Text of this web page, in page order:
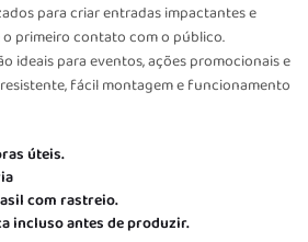
para criar entradas impactantes e
primeiro contato com o público.
ideais para eventos, ações promocionais e
fácil montagem e funcionamento
úteis.
com rastreio.
incluso antes de produzir.